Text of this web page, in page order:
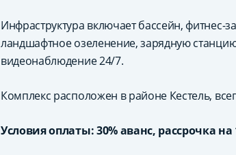
Инфраструктура включает бассейн, фитнес-
ландшафтное озеленение, зарядную
видеонаблюдение 24/7.
Комплекс расположен в районе Кестель,
Условия оплаты:30% аванс, рассрочка